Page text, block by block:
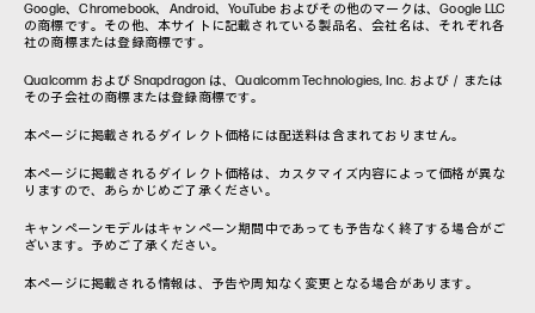
Google、Chromebook、Android、YouTube およびその他のマークは、Google LLC
の商標です。その他、本サイトに記載されている製品名、会社名は、それぞれ各
社の商標または登録商標です。
Qualcomm および Snapdragon は、Qualcomm Technologies, Inc. および／または
その子会社の商標または登録商標です。
本ページに掲載されるダイレクト価格には配送料は含まれておりません。
本ページに掲載されるダイレクト価格は、カスタマイズ内容によって価格が異な
りますので、あらかじめご了承ください。
キャンペーンモデルはキャンペーン期間中であっても予告なく終了する場合がご
ざいます。予めご了承ください。
本ページに掲載される情報は、予告や周知なく変更となる場合があります。